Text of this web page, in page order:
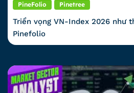
PineFolio Pinetree
Triển vọng VN-Index 2026 như
Pinefolio